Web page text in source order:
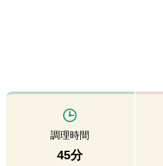
調理時間
45分